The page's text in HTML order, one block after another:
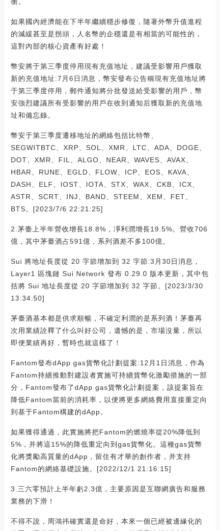
如果國內經濟能在下半年繼續穩步修復，隨著外幣升值進程
的減緩甚至是拐頭，人名幣的企穩還是有相當的可能性的，
這對內部的核心資產有好處！
幣安將于第三季度停用現有充值地址，建議受影響用戶獲取
新的充值地址:7月6日消息，幣安發布公告稱現有充值地址將
于第三季度停用，郵件通知將分批發送給受影響的用戶，幣
安強烈建議所有受影響的用戶在收到通知后獲取新的充值地
址和備忘錄。
幣安于第三季度遷移地址的網絡包括比特幣、
SEGWITBTC、XRP、SOL、XMR、LTC、ADA、DOGE、
DOT、XMR、FIL、ALGO、NEAR、WAVES、AVAX、
HBAR、RUNE、EGLD、FLOW、ICP、EOS、KAVA、
DASH、ELF、IOST、IOTA、STX、WAX、CKB、ICX、
ASTR、SCRT、INJ、BAND、STEEM、XEM、FET、
BTS。[2023/7/6 22:21:25]
2.茅臺上半年營收增長18.8%，凈利潤增長19.5%。營收706
億，其中茅臺酒占591億，系列酒差不多100億。
Sui 將地址長度從 20 字節增加到 32 字節:3月30日消息，
Layer1 區塊鏈 Sui Network 發布 0.29.0 版本更新，其中包
括將 Sui 地址長度從 20 字節增加到 32 字節。[2023/3/30
13:34:50]
茅臺酒基本都是供求順暢，不確定利潤的是系列酒！茅臺再
次用業績詮釋了什么叫好公司，遺憾的是，市場沒量，所以
即便業績再好，暫時也就這樣了！
Fantom發布dApp gas貨幣化計劃提案:12月1日消息，作為
Fantom持續推動對建設者實施可持續貨幣化激勵措施的一部
分，Fantom發布了dApp gas貨幣化計劃提案，該提案旨在
降低Fantom當前的消耗率，以便將更多網絡費用直接重定向
到基于Fantom構建的dApp。
如果獲得通過，此實施將把Fantom的燃燒率從20%降低到
5%，并將這15%的降低重定向到gas貨幣化。這種gas貨幣
化將獎勵高質量的dApp，留住有才華的創作者，并支持
Fantom的網絡基礎設施。[2022/12/1 21:16:15]
3.三六零預計上半年虧2.3億，主要原因是互聯網廣告和服務
業務的下滑！
不得不說，周鴻祎確實還是命好，本來一個已經被邊緣化的